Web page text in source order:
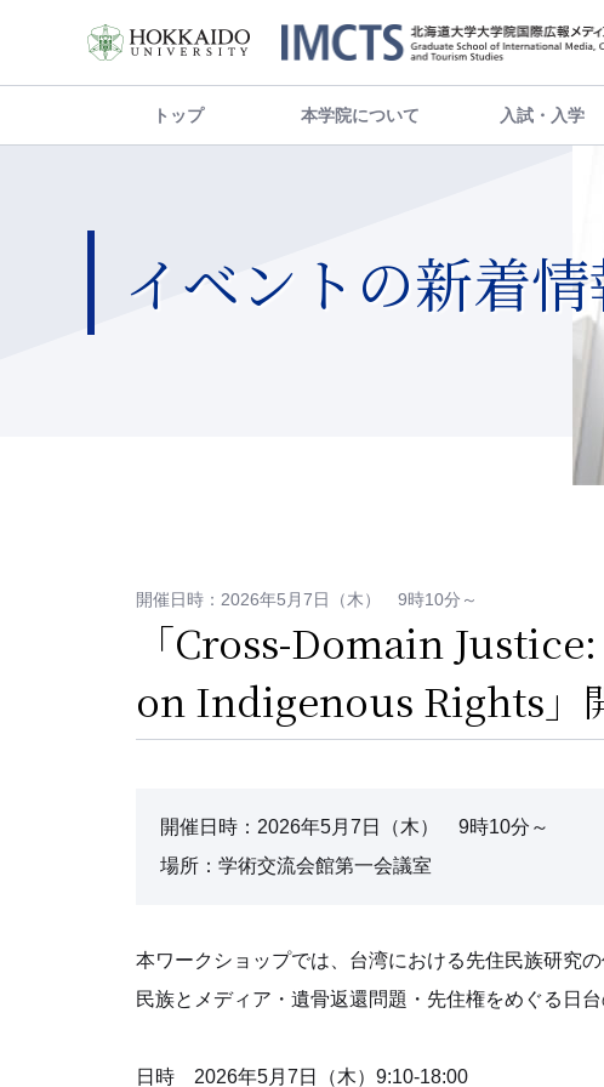
トップ 本学院について 入試・入学
イベントの新着
開催日時：2026年5月7日（木） 9時10分～
「Cross-Domain
on Indigenous Rights」
開催日時：2026年5月7日（木） 9時10分～
場所：学術交流会館第一会議室
本ワークショップでは、台湾における先住民族研究
民族とメディア・遺骨返還問題・先住権をめぐる日
日時 2026年5月7日（木）9:10-18:00